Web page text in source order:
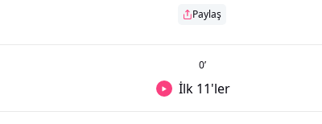
Paylaş
0’
İlk 11'ler